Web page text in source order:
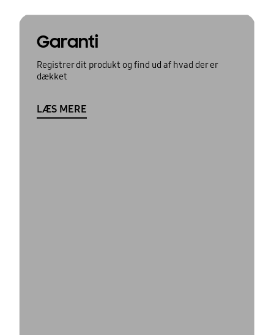
Garanti
Registrer dit produkt og find ud af hvad der er
dækket
LÆS MERE